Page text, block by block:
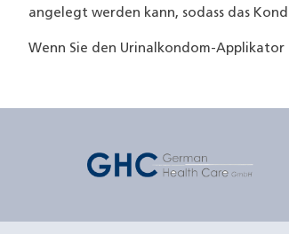
angelegt werden kann, sodass das
Wenn Sie den Urinalkondom-Applikator